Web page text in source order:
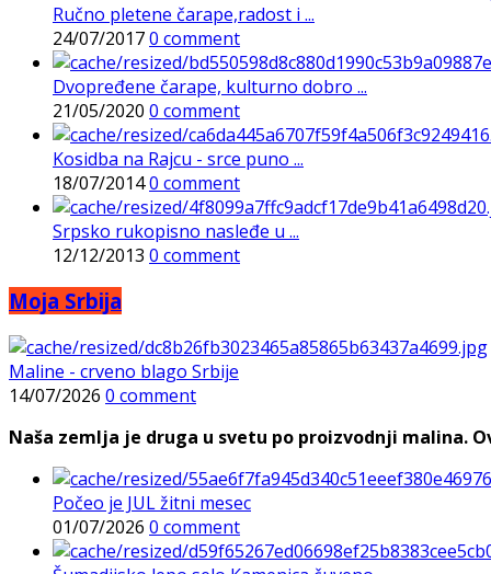
Ručno pletene čarape,radost i ...
24/07/20170 comment
Dvopređene čarape, kulturno dobro ...
21/05/2020 0 comment
Kosidba na Rajcu - srce puno ...
18/07/20140 comment
Srpsko rukopisno nasleđe u ...
12/12/2013 0 comment
Moja Srbija
Maline - crveno blago Srbije
14/07/2026 0 comment
Naša zemlja je druga u svetu po proizvodnji malina.
Počeo je JUL žitni mesec
01/07/2026 0 comment